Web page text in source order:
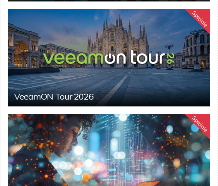
Speciale
VeeamON Tour 2026
Speciale